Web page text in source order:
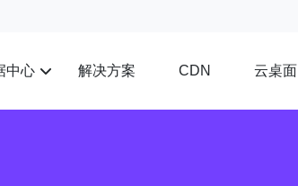
中心 解决方案 CDN 云桌面